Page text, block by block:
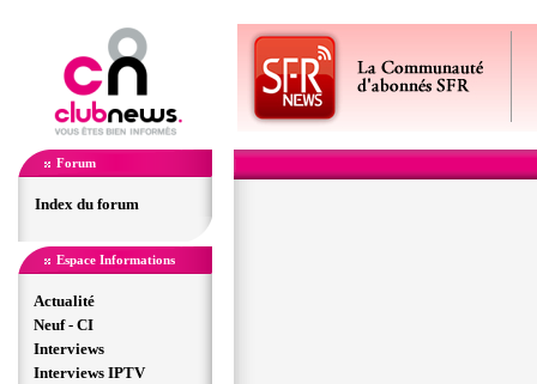
Forum
Index du forum
Espace Informations
Actualité
Neuf - CI
Interviews
Interviews IPTV